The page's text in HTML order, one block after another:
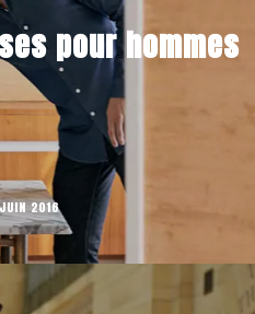
pour hommes
2016